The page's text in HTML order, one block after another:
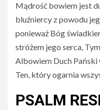
Mądrość bowiem jest
bluźniercy z powodu
ponieważ Bóg
stróżem jego serca,
Albowiem Duch Pański
Ten, który ogarnia
PSALM